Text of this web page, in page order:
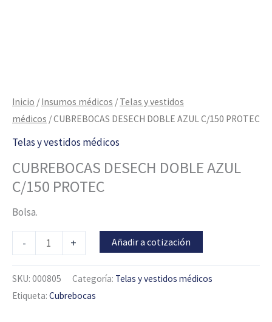
Inicio / Insumos médicos / Telas y vestidos
médicos / CUBREBOCAS DESECH DOBLE AZUL C/150 PROTEC
Telas y vestidos médicos
CUBREBOCAS DESECH DOBLE AZUL
C/150 PROTEC
Bolsa.
- + Añadir a cotización
SKU: 000805 Categoría: Telas y vestidos médicos
Etiqueta: Cubrebocas